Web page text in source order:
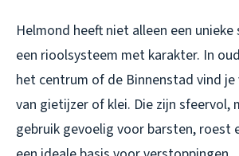
Helmond heeft niet alleen een
een rioolsysteem met karakter. In
het centrum of de Binnenstad vind je
van gietijzer of klei. Die zijn sfeervol,
gebruik gevoelig voor barsten, roest